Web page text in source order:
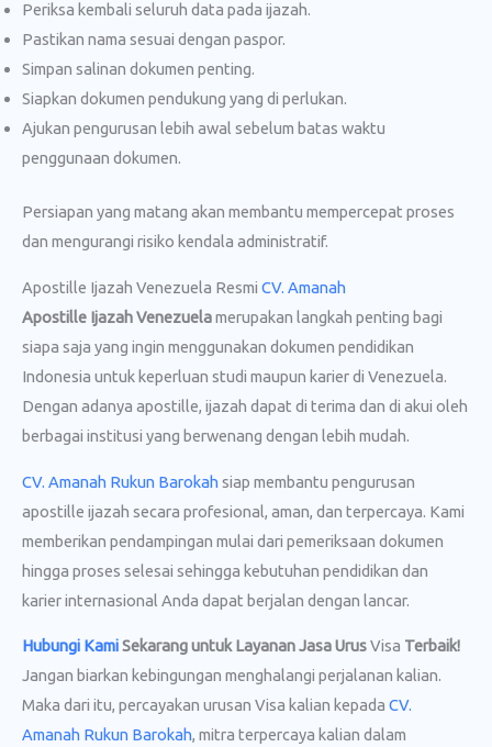
Periksa kembali seluruh data pada ijazah.
Pastikan nama sesuai dengan paspor.
Simpan salinan dokumen penting.
Siapkan dokumen pendukung yang di perlukan.
Ajukan pengurusan lebih awal sebelum batas waktu
penggunaan dokumen.
Persiapan yang matang akan membantu mempercepat proses
dan mengurangi risiko kendala administratif.
Apostille Ijazah Venezuela Resmi CV. Amanah
Apostille Ijazah Venezuelamerupakan langkah penting bagi
siapa saja yang ingin menggunakan dokumen pendidikan
Indonesia untuk keperluan studi maupun karier di Venezuela.
Dengan adanya apostille, ijazah dapat di terima dan di akui oleh
berbagai institusi yang berwenang dengan lebih mudah.
CV. Amanah Rukun Barokah siap membantu pengurusan
apostille ijazah secara profesional, aman, dan terpercaya. Kami
memberikan pendampingan mulai dari pemeriksaan dokumen
hingga proses selesai sehingga kebutuhan pendidikan dan
karier internasional Anda dapat berjalan dengan lancar.
Hubungi KamiSekarang untuk Layanan Jasa UrusVisa Terbaik!
Jangan biarkan kebingungan menghalangi perjalanan kalian.
Maka dari itu, percayakan urusan Visa kalian kepada CV.
Amanah Rukun Barokah, mitra terpercaya kalian dalam